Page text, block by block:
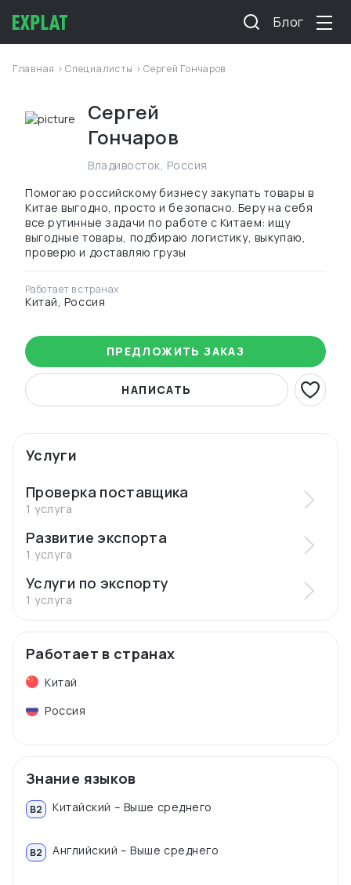
Блог
Главная >Специалисты > Сергей Гончаров
Сергей
Гончаров
Владивосток, Россия
Помогаю российскому бизнесу закупать товары в
Китае выгодно, просто и безопасно. Беру на себя
все рутинные задачи по работе с Китаем: ищу
выгодные товары, подбираю логистику, выкупаю,
проверю и доставляю грузы
Работает в странах
Китай, Россия
ПРЕДЛОЖИТЬ ЗАКАЗ
НАПИСАТЬ
Услуги
Проверка поставщика
1 услуга
Развитие экспорта
1 услуга
Услуги по экспорту
1 услуга
Работает в странах
Китай
Россия
Знание языков
B2 Китайский – Выше среднего
B2 Английский – Выше среднего